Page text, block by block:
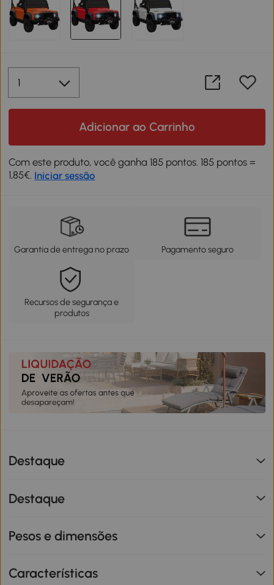
Adicionar ao Carrinho
Com este produto, você ganha 185 pontos. 185 pontos =
1,85€. Iniciar sessão
Garantia de entrega no prazo Pagamento seguro
Recursos de segurança e
produtos
Destaque
Destaque
Pesos e dimensões
Características